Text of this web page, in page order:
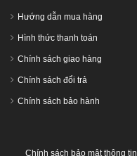
Hướng dẫn mua hàng
Hình thức thanh toán
Chính sách giao hàng
Chính sách đổi trả
Chính sách bảo hành
Chính sách bảo mật thông tin